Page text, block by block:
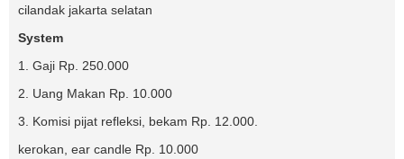
cilandak jakarta selatan
System
1. Gaji Rp. 250.000
2. Uang Makan Rp. 10.000
3. Komisi pijat refleksi, bekam Rp. 12.000.
kerokan, ear candle Rp. 10.000